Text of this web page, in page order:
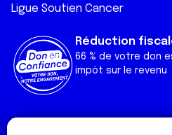
Ligue Soutien Cancer
Réduction
66 % de votre don
impôt sur le revenu
Liens utiles